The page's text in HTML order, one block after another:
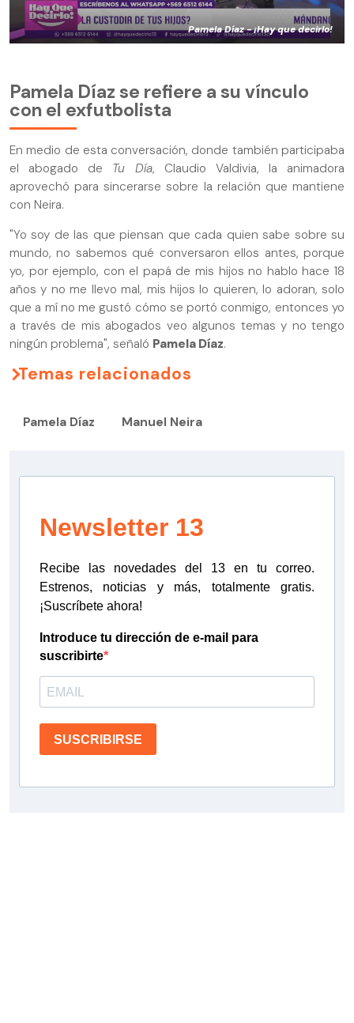
Pamela Díaz - ¡Hay que decirlo!
Pamela Díaz se refiere a su vínculo
con el exfutbolista
En medio de esta conversación, donde también participaba
el abogado de Tu Día, Claudio Valdivia, la animadora
aprovechó para sincerarse sobre la relación que mantiene
con Neira.
"Yo soy de las que piensan que cada quien sabe sobre su
mundo, no sabemos qué conversaron ellos antes, porque
yo, por ejemplo, con el papá de mis hijos no hablo hace 18
años y no me llevo mal, mis hijos lo quieren, lo adoran, solo
que a mí no me gustó cómo se portó conmigo, entonces yo
a través de mis abogados veo algunos temas y no tengo
ningún problema", señaló Pamela Díaz.
Temas relacionados
Pamela Díaz Manuel Neira
Newsletter 13
Recibe las novedades del 13 en tu correo.
Estrenos, noticias y más, totalmente gratis.
¡Suscríbete ahora!
Introduce tu dirección de e-mail para
suscribirte
SUSCRIBIRSE